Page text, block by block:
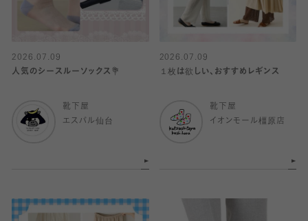
2026.07.09
人気のシースルーソックス💐
靴下屋
エスパル仙台
2026.07.09
１枚は欲しい、おすすめレギンス
靴下屋
イオンモール橿原店